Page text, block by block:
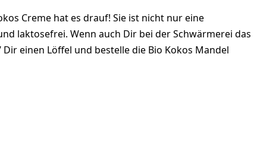
Creme hat es drauf! Sie ist nicht nur eine
laktosefrei. Wenn auch Dir bei der Schwärmerei das
einen Löffel und bestelle die Bio Kokos Mandel